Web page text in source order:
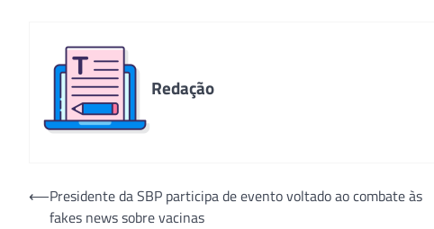
Redação
Navegação
⟵Presidente da SBP participa de evento voltado ao combate às
fakes news sobre vacinas